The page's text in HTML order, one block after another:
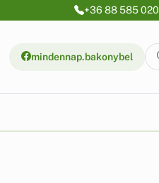
+36 88 585 020
mindennap.bakonybel